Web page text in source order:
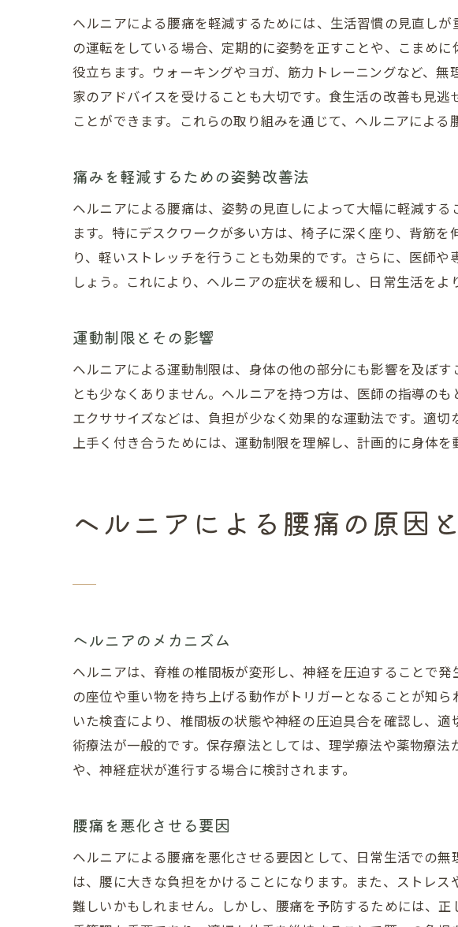
ヘルニアによる腰痛を軽減するためには、生活習慣の見直し
の運転をしている場合、定期的に姿勢を正すことや、こまめ
役立ちます。ウォーキングやヨガ、筋力トレーニングなど、
家のアドバイスを受けることも大切です。食生活の改善も見
ことができます。これらの取り組みを通じて、ヘルニアによ
痛みを軽減するための姿勢改善法
ヘルニアによる腰痛は、姿勢の見直しによって大幅に軽減す
ます。特にデスクワークが多い方は、椅子に深く座り、背筋
り、軽いストレッチを行うことも効果的です。さらに、医師
しょう。これにより、ヘルニアの症状を緩和し、日常生活をよ
運動制限とその影響
ヘルニアによる運動制限は、身体の他の部分にも影響を及ぼ
とも少なくありません。ヘルニアを持つ方は、医師の指導の
エクササイズなどは、負担が少なく効果的な運動法です。適
上手く付き合うためには、運動制限を理解し、計画的に身体を
ヘルニアによる腰痛の原因
ヘルニアのメカニズム
ヘルニアは、脊椎の椎間板が変形し、神経を圧迫することで
の座位や重い物を持ち上げる動作がトリガーとなることが知
いた検査により、椎間板の状態や神経の圧迫具合を確認し、
術療法が一般的です。保存療法としては、理学療法や薬物療
や、神経症状が進行する場合に検討されます。
腰痛を悪化させる要因
ヘルニアによる腰痛を悪化させる要因として、日常生活での
は、腰に大きな負担をかけることになります。また、ストレ
難しいかもしれません。しかし、腰痛を予防するためには、